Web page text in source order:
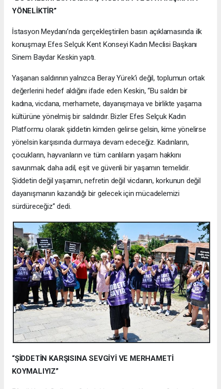
YÖNELİKTİR”
İstasyon Meydanı’nda gerçekleştirilen basın açıklamasında ilk
konuşmayı Efes Selçuk Kent Konseyi Kadın Meclisi Başkanı
Sinem Baydar Keskin yaptı.
Yaşanan saldırının yalnızca Beray Yürek’i değil, toplumun ortak
değerlerini hedef aldığını ifade eden Keskin, “Bu saldırı bir
kadına, vicdana, merhamete, dayanışmaya ve birlikte yaşama
kültürüne yönelmiş bir saldırıdır. Bizler Efes Selçuk Kadın
Platformu olarak şiddetin kimden gelirse gelsin, kime yönelirse
yönelsin karşısında durmaya devam edeceğiz. Kadınların,
çocukların, hayvanların ve tüm canlıların yaşam hakkını
savunmak; daha adil, eşit ve güvenli bir yaşamın temelidir.
Şiddetin değil yaşamın, nefretin değil vicdanın, korkunun değil
dayanışmanın kazandığı bir gelecek için mücadelemizi
sürdüreceğiz” dedi.
“ŞİDDETİN KARŞISINA SEVGİYİ VE MERHAMETİ
KOYMALIYIZ”